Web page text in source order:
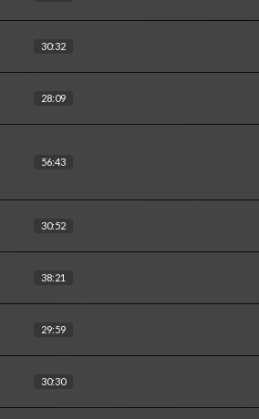
30:32
28:09
56:43
30:52
38:21
29:59
30:30